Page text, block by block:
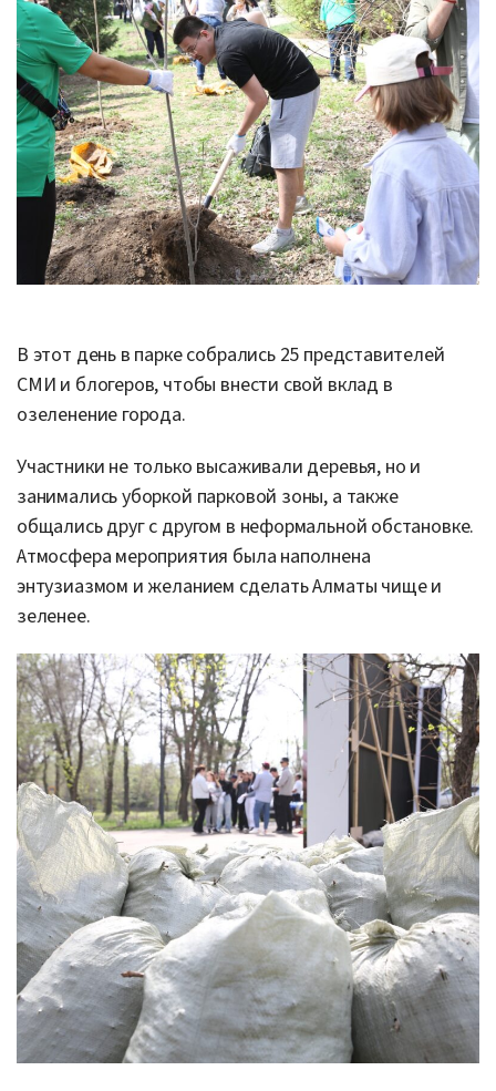
В этот день в парке собрались 25 представителей
СМИ и блогеров, чтобы внести свой вклад в
озеленение города.
Участники не только высаживали деревья, но и
занимались уборкой парковой зоны, а также
общались друг с другом в неформальной обстановке.
Атмосфера мероприятия была наполнена
энтузиазмом и желанием сделать Алматы чище и
зеленее.